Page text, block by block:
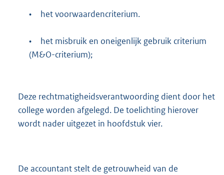
• het voorwaardencriterium.
•
het misbruik en oneigenlijk gebruik criterium
(M&O-criterium);
Deze rechtmatigheidsverantwoording dient door het
college worden afgelegd. De toelichting hierover
wordt nader uitgezet in hoofdstuk vier.
De accountant stelt de getrouwheid van de